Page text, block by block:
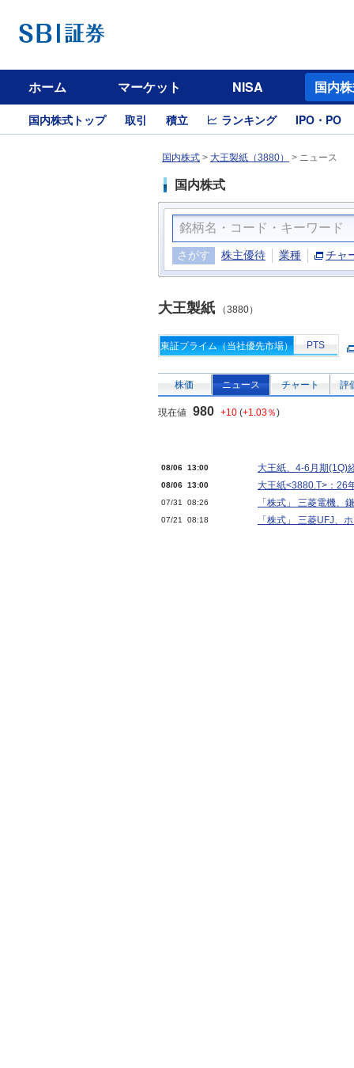
ホーム マーケット NISA 国内
国内株式トップ 取引 積立 ランキング IPO・PO
国内株式 > 大王製紙（3880） > ニュース
国内株式
さがす 株主優待 業種 チャ
大王製紙 （3880）
東証プライム（当社優先市場） PTS
株価 ニュース チャート 評
現在値 980 +10 (+1.03％)
08/06 13:00 大王紙、4-6月期(1Q)
08/06 13:00 大王紙<3880.T>：26
07/31 08:26 「株式」 三菱電機、
07/21 08:18 「株式」 三菱UFJ、